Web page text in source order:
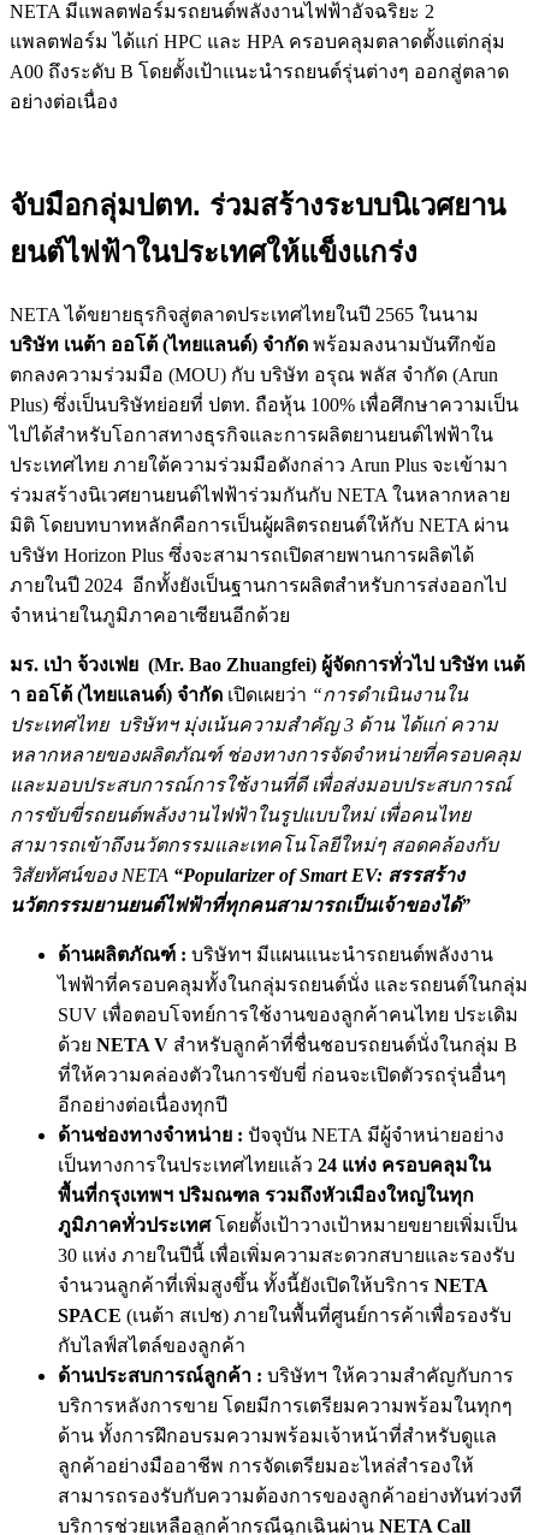
NETA มีแพลตฟอร์มรถยนต์พลังงานไฟฟ้าอัจฉริยะ 2
แพลตฟอร์ม ได้แก่ HPC และ HPA ครอบคลุมตลาดตั้งแต่กลุ่ม
A00 ถึงระดับ B โดยตั้งเป้าแนะนำรถยนต์รุ่นต่างๆ ออกสู่ตลาด
อย่างต่อเนื่อง
จับมือกลุ่มปตท. ร่วมสร้างระบบนิเวศยาน
ยนต์ไฟฟ้าในประเทศให้แข็งแกร่ง
NETA ได้ขยายธุรกิจสู่ตลาดประเทศไทยในปี 2565 ในนาม
บริษัท เนต้า ออโต้ (ไทยแลนด์) จำกัด พร้อมลงนามบันทึกข้อ
ตกลงความร่วมมือ (MOU) กับ บริษัท อรุณ พลัส จำกัด (Arun
Plus) ซึ่งเป็นบริษัทย่อยที่ ปตท. ถือหุ้น 100% เพื่อศึกษาความเป็น
ไปได้สำหรับโอกาสทางธุรกิจและการผลิตยานยนต์ไฟฟ้าใน
ประเทศไทย ภายใต้ความร่วมมือดังกล่าว Arun Plus จะเข้ามา
ร่วมสร้างนิเวศยานยนต์ไฟฟ้าร่วมกันกับ NETA ในหลากหลาย
มิติ โดยบทบาทหลักคือการเป็นผู้ผลิตรถยนต์ให้กับ NETA ผ่าน
บริษัท Horizon Plus ซึ่งจะสามารถเปิดสายพานการผลิตได้
ภายในปี 2024 อีกทั้งยังเป็นฐานการผลิตสำหรับการส่งออกไป
จำหน่ายในภูมิภาคอาเซียนอีกด้วย
มร. เป่า จ้วงเฟย (Mr. Bao Zhuangfei) ผู้จัดการทั่วไป บริษัท เนต้
า ออโต้ (ไทยแลนด์) จำกัด เปิดเผยว่า “การดำเนินงานใน
ประเทศไทย บริษัทฯ มุ่งเน้นความสำคัญ3 ด้าน ได้แก่ ความ
หลากหลายของผลิตภัณฑ์ ช่องทางการจัดจำหน่ายที่ครอบคลุม
และมอบประสบการณ์การใช้งานที่ดี เพื่อส่งมอบประสบการณ์
การขับขี่รถยนต์พลังงานไฟฟ้าในรูปแบบใหม่ เพื่อคนไทย
สามารถเข้าถึงนวัตกรรมและเทคโนโลยีใหม่ๆ สอดคล้องกับ
วิสัยทัศน์ของ NETA “Popularizer of Smart EV: สรรสร้าง
นวัตกรรมยานยนต์ไฟฟ้าที่ทุกคนสามารถเป็นเจ้าของได้”
ด้านผลิตภัณฑ์ : บริษัทฯ มีแผนแนะนำรถยนต์พลังงาน
ไฟฟ้าที่ครอบคลุมทั้งในกลุ่มรถยนต์นั่ง และรถยนต์ในกลุ่ม
SUV เพื่อตอบโจทย์การใช้งานของลูกค้าคนไทย ประเดิม
ด้วย NETA V สำหรับลูกค้าที่ชื่นชอบรถยนต์นั่งในกลุ่ม B
ที่ให้ความคล่องตัวในการขับขี่ ก่อนจะเปิดตัวรถรุ่นอื่นๆ
อีกอย่างต่อเนื่องทุกปี
ด้านช่องทางจำหน่าย : ปัจจุบัน NETA มีผู้จำหน่ายอย่าง
เป็นทางการในประเทศไทยแล้ว 24 แห่ง ครอบคลุมใน
พื้นที่กรุงเทพฯ ปริมณฑล รวมถึงหัวเมืองใหญ่ในทุก
ภูมิภาคทั่วประเทศโดยตั้งเป้าวางเป้าหมายขยายเพิ่มเป็น
30 แห่ง ภายในปีนี้ เพื่อเพิ่มความสะดวกสบายและรองรับ
จำนวนลูกค้าที่เพิ่มสูงขึ้น ทั้งนี้ยังเปิดให้บริการ NETA
SPACE (เนต้า สเปช) ภายในพื้นที่ศูนย์การค้าเพื่อรองรับ
กับไลฟ์สไตล์ของลูกค้า
ด้านประสบการณ์ลูกค้า : บริษัทฯ ให้ความสำคัญกับการ
บริการหลังการขาย โดยมีการเตรียมความพร้อมในทุกๆ
ด้าน ทั้งการฝึกอบรมความพร้อมเจ้าหน้าที่สำหรับดูแล
ลูกค้าอย่างมืออาชีพ การจัดเตรียมอะไหล่สำรองให้
สามารถรองรับกับความต้องการของลูกค้าอย่างทันท่วงที
บริการช่วยเหลือลูกค้ากรณีฉุกเฉินผ่าน NETA Call